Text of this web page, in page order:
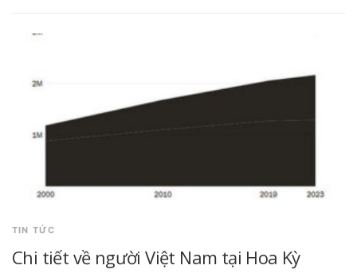
TIN TỨC
Chi tiết về người Việt Nam tại Hoa Kỳ